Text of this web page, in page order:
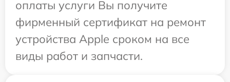
оплаты услуги Вы получите
фирменный сертификат на ремонт
устройства Apple сроком на все
виды работ и запчасти.